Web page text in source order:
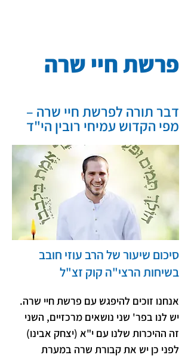
פרשת חיי שרה
דבר תורה לפרשת חיי שרה –
מפי הקדוש עמיחי רובין הי"ד
סיכום שיעור של הרב עוזי חובב
בשיחות הרצי"ה קוק זצ"ל
אנחנו זוכים להיפגש עם פרשת חיי שרה.
יש לנו בפר' שני נושאים מרכזיים, השני
זה ההיכרות שלנו עם י"א (יצחק אבינו)
לפני כן יש את קבורת שרה במערת